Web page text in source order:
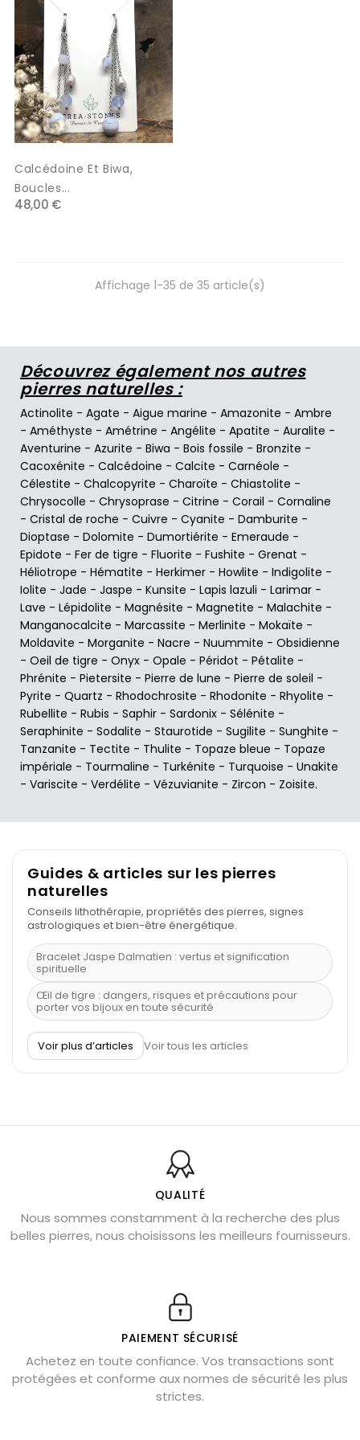
Calcédoine Et Biwa,
Boucles...
48,00 €
Affichage 1-35 de 35 article(s)
Découvrez également nos autres
pierres naturelles :
Actinolite - Agate - Aigue marine - Amazonite - Ambre
- Améthyste - Amétrine - Angélite - Apatite - Auralite -
Aventurine - Azurite - Biwa - Bois fossile - Bronzite -
Cacoxénite - Calcédoine - Calcite - Carnéole -
Célestite - Chalcopyrite - Charoïte - Chiastolite -
Chrysocolle - Chrysoprase - Citrine - Corail - Cornaline
- Cristal de roche - Cuivre - Cyanite - Damburite -
Dioptase - Dolomite - Dumortiérite - Emeraude -
Epidote - Fer de tigre - Fluorite - Fushite - Grenat -
Héliotrope - Hématite - Herkimer - Howlite - Indigolite -
Iolite - Jade - Jaspe - Kunsite - Lapis lazuli - Larimar -
Lave - Lépidolite - Magnésite - Magnetite - Malachite -
Manganocalcite - Marcassite - Merlinite - Mokaïte -
Moldavite - Morganite - Nacre - Nuummite - Obsidienne
- Oeil de tigre - Onyx - Opale - Péridot - Pétalite -
Phrénite - Pietersite - Pierre de lune - Pierre de soleil -
Pyrite - Quartz - Rhodochrosite - Rhodonite - Rhyolite -
Rubellite - Rubis - Saphir - Sardonix - Sélénite -
Seraphinite - Sodalite - Staurotide - Sugilite - Sunghite -
Tanzanite - Tectite - Thulite - Topaze bleue - Topaze
impériale - Tourmaline - Turkénite - Turquoise - Unakite
- Variscite - Verdélite - Vézuvianite - Zircon - Zoisite.
Guides & articles sur les pierres
naturelles
Conseils lithothérapie, propriétés des pierres, signes
astrologiques et bien-être énergétique.
Bracelet Jaspe Dalmatien : vertus et signification
spirituelle
Œil de tigre : dangers, risques et précautions pour
porter vos bijoux en toute sécurité
À quel poignet porter un bracelet de pierre
Découvrez le scorpion et ses pierres
Bienfaits de la sélénite – pierre des anges
L’améthyste est-elle faite pour moi ?
Chrysocolle : pierre apaisante
Obsidienne dorée : vertus et signification
Véritable citrine naturelle non chauffée
Où placer la citrine dans la maison
Cornaline : propriétés magiques
Capricorne : quelles pierres choisir
Voir plus d’articles Voir tous les articles
QUALITÉ
Nous sommes constamment à la recherche des plus
belles pierres, nous choisissons les meilleurs fournisseurs.
PAIEMENT SÉCURISÉ
Achetez en toute confiance. Vos transactions sont
protégées et conforme aux normes de sécurité les plus
strictes.